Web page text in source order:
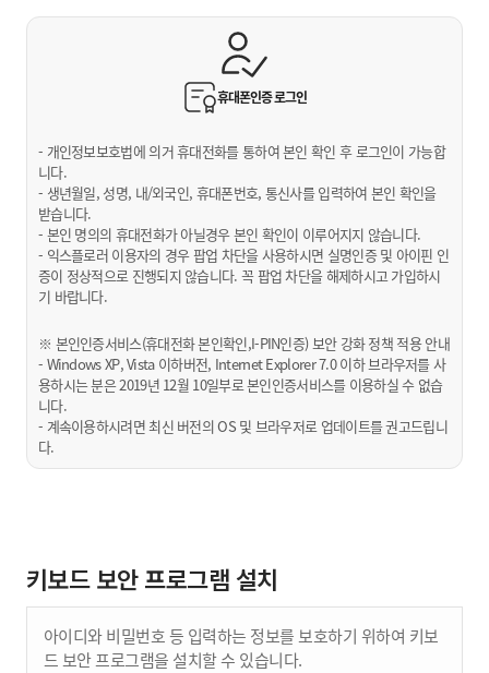
휴대폰인증로그인
- 개인정보보호법에 의거 휴대전화를 통하여 본인 확인 후 로그인이 가능합
니다.
- 생년월일, 성명, 내/외국인, 휴대폰번호, 통신사를 입력하여 본인 확인을
받습니다.
- 본인 명의의 휴대전화가 아닐경우 본인 확인이 이루어지지 않습니다.
- 익스플로러 이용자의 경우 팝업 차단을 사용하시면 실명인증 및 아이핀 인
증이 정상적으로 진행되지 않습니다. 꼭 팝업 차단을 해제하시고 가입하시
기 바랍니다.
※ 본인인증서비스(휴대전화 본인확인,I-PIN인증) 보안 강화 정책 적용 안내
- Windows XP, Vista 이하버전, Internet Explorer 7.0 이하 브라우저를 사
용하시는 분은 2019년 12월 10일부로 본인인증서비스를 이용하실 수 없습
니다.
- 계속이용하시려면 최신 버전의 OS 및 브라우저로 업데이트를 권고드립니
다.
키보드 보안 프로그램 설치
아이디와 비밀번호 등 입력하는 정보를 보호하기 위하여 키보
드 보안 프로그램을 설치할 수 있습니다.